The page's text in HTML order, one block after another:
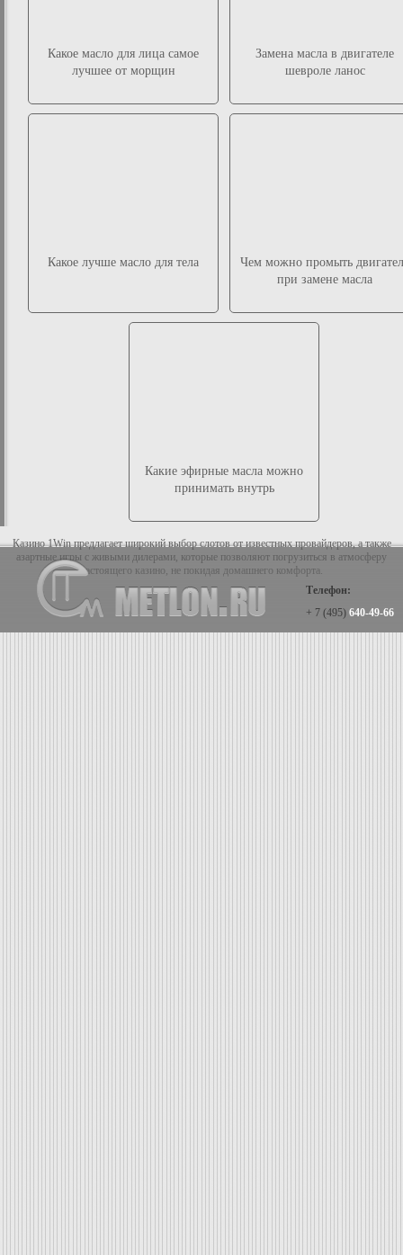
Какое масло для лица самое
лучшее от морщин
Замена масла в двигателе
шевроле ланос
Какое лучше масло для тела
Чем можно промыть
при замене масла
Какие эфирные масла можно
принимать внутрь
Казино 1Win предлагает широкий выбор слотов от известных провайдеров, а также
азартные игры с живыми дилерами, которые позволяют погрузиться в атмосферу
настоящего казино, не покидая домашнего комфорта.
Телефон:
+ 7 (495) 640-49-66